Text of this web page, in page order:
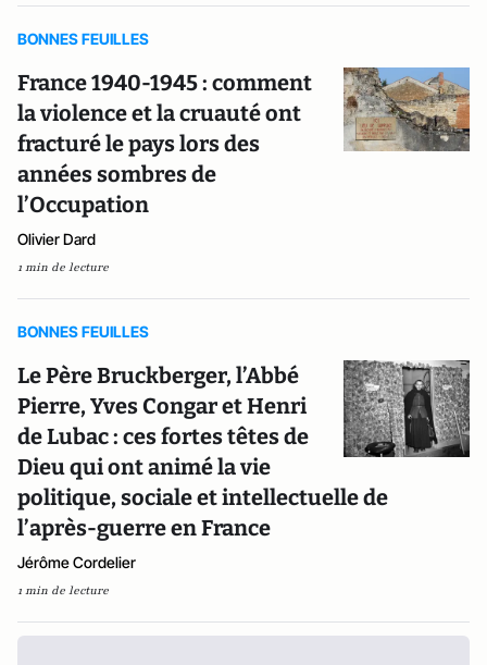
BONNES FEUILLES
France 1940-1945 : comment
la violence et la cruauté ont
fracturé le pays lors des
années sombres de
l’Occupation
Olivier Dard
1 min de lecture
BONNES FEUILLES
Le Père Bruckberger, l’Abbé
Pierre, Yves Congar et Henri
de Lubac : ces fortes têtes de
Dieu qui ont animé la vie
politique, sociale et intellectuelle de
l’après-guerre en France
Jérôme Cordelier
1 min de lecture